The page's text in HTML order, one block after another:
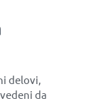
delovi,
da